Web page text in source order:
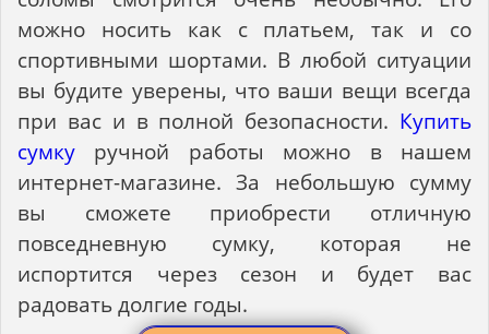
можно носить как с платьем, так и со
спортивными шортами. В любой ситуации
вы будите уверены, что ваши вещи всегда
при вас и в полной безопасности. Купить
сумку ручной работы можно в нашем
интернет-магазине. За небольшую сумму
вы сможете приобрести отличную
повседневную сумку, которая не
испортится через сезон и будет вас
радовать долгие годы.